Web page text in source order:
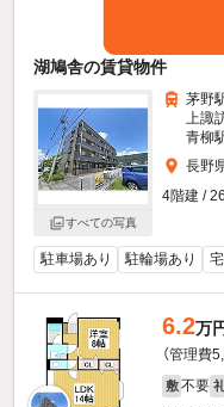
湖鳩舎の賃貸物件
すべての写真
茅野
上諏
青柳
長野
4階建 /
駐車場あり 駐輪場あり
6.2万
（管理費
敷 不要